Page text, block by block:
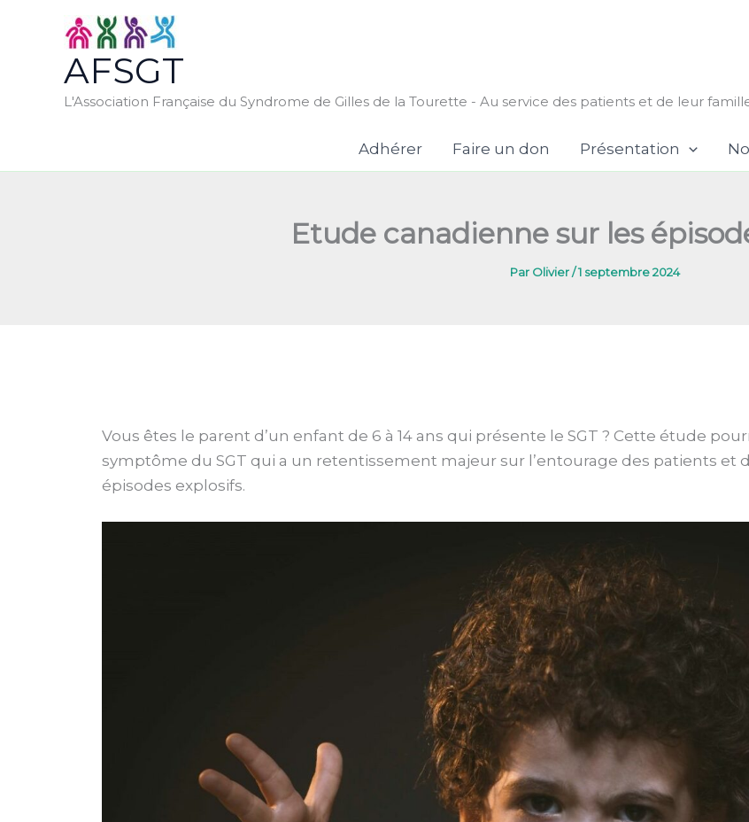
AFSGT
L'Association Française du Syndrome de Gilles de la Tourette - Au service des patients et de leur
Adhérer Faire un don Présentation
Etude canadienne sur les
Par Olivier/1 septembre 2024
Vous êtes le parent d’un enfant de 6 à 14 ans qui présente le SGT ? Cette étude
symptôme du SGT qui a un retentissement majeur sur l’entourage des patients et
épisodes explosifs.